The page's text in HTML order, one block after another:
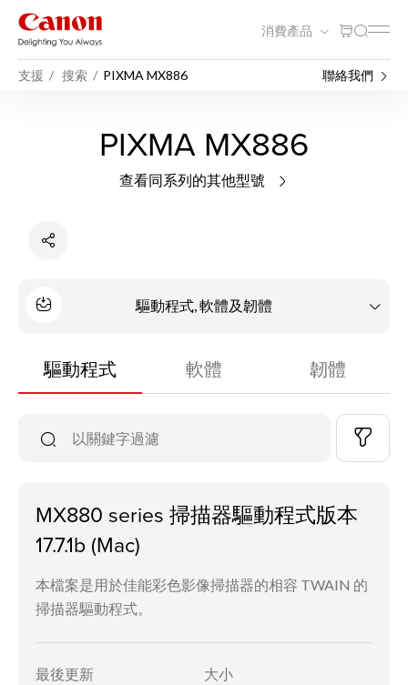
消費產品
支援 搜索 PIXMA MX886 聯絡我們
PIXMA MX886
查看同系列的其他型號
驅動程式, 軟體及韌體
驅動程式 軟體 韌體
MX880 series 掃描器驅動程式版本
17.7.1b (Mac)
本檔案是用於佳能彩色影像掃描器的相容 TWAIN 的
掃描器驅動程式。
最後更新
大小